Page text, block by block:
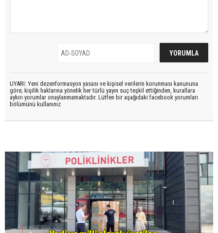
UYARI: Yeni dezenformasyon yasası ve kişisel verilerin korunması kanununa
göre; kişilik haklarına yönelik her türlü yayın suç teşkil ettiğinden, kurallara
aykırı yorumlar onaylanmamaktadır. Lütfen bir aşağıdaki facebook yorumları
bölümünü kullanınız